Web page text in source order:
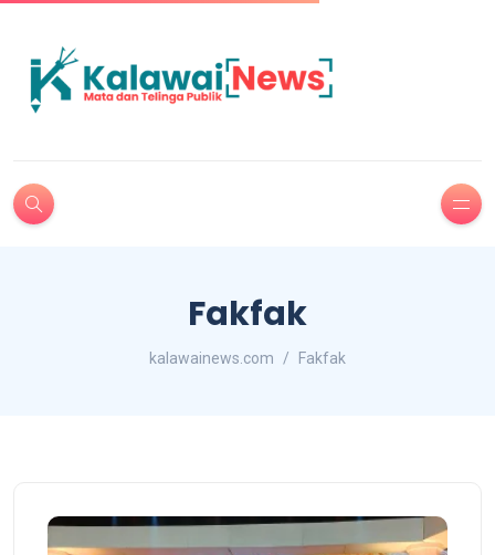
Fakfak
kalawainews.com Fakfak